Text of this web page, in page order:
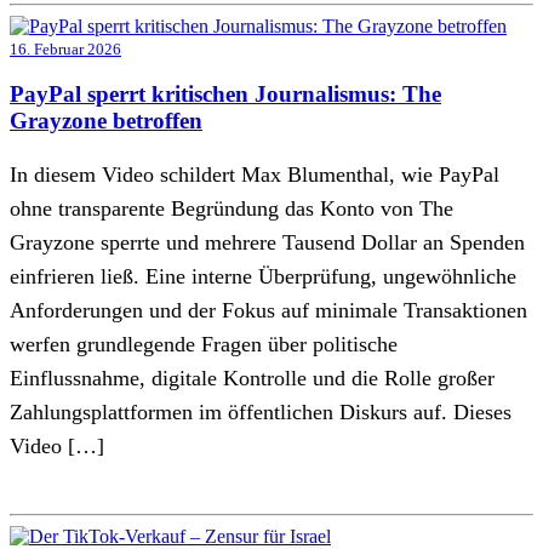
16. Februar 2026
PayPal sperrt kritischen Journalismus: The
Grayzone betroffen
In diesem Video schildert Max Blumenthal, wie PayPal
ohne transparente Begründung das Konto von The
Grayzone sperrte und mehrere Tausend Dollar an Spenden
einfrieren ließ. Eine interne Überprüfung, ungewöhnliche
Anforderungen und der Fokus auf minimale Transaktionen
werfen grundlegende Fragen über politische
Einflussnahme, digitale Kontrolle und die Rolle großer
Zahlungsplattformen im öffentlichen Diskurs auf. Dieses
Video […]